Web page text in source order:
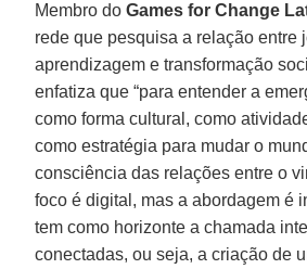
Membro doGames for Change
rede que pesquisa a relação entre
aprendizagem e transformação
enfatiza que “para entender a
como forma cultural, como
como estratégia para mudar o
consciência das relações entre o
foco é digital, mas a abordagem é
tem como horizonte a chamada
conectadas, ou seja, a criação de